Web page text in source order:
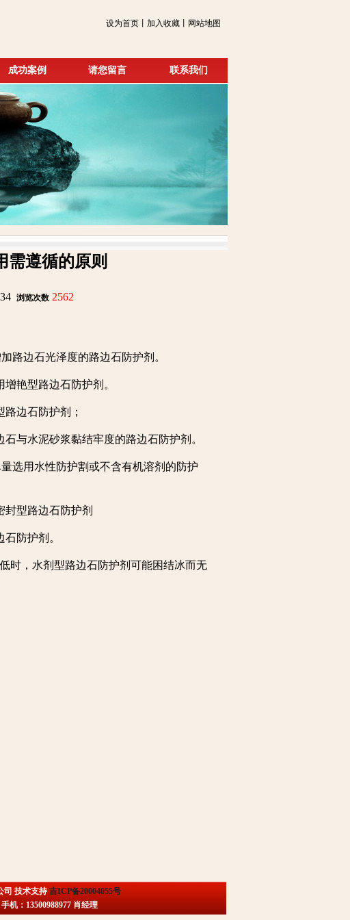
设为首页丨加入收藏丨网站地图
成功案例 请您留言 联系我们
需遵循的原则
: 浏览次数: 2562
路边石光泽度的路边石防护剂。
艳型路边石防护剂。
边石防护剂；
与水泥砂浆黏结牢度的路边石防护剂。
选用水性防护割或不含有机溶剂的防护
型路边石防护剂
防护剂。
时，水剂型路边石防护剂可能困结冰而无
司 技术支持吉ICP备20004055号
：13500988977 肖经理